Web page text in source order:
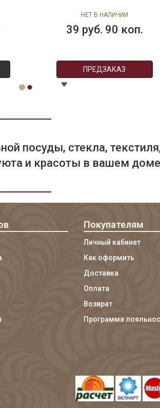
90 коп. 280 руб.
посуды, стекла,
и красоты в вашем
Покупателям
Личный кабинет
Как оформить
Доставка
Оплата
Возврат
Программа